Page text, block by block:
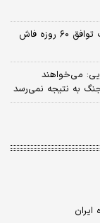
العربیه: توافق بازگشایی تنگه هرمز در راه است/جزئیات توافق ۶۰ روزه فاش
می‌خواهند
به نتیجه نمی‌رسد